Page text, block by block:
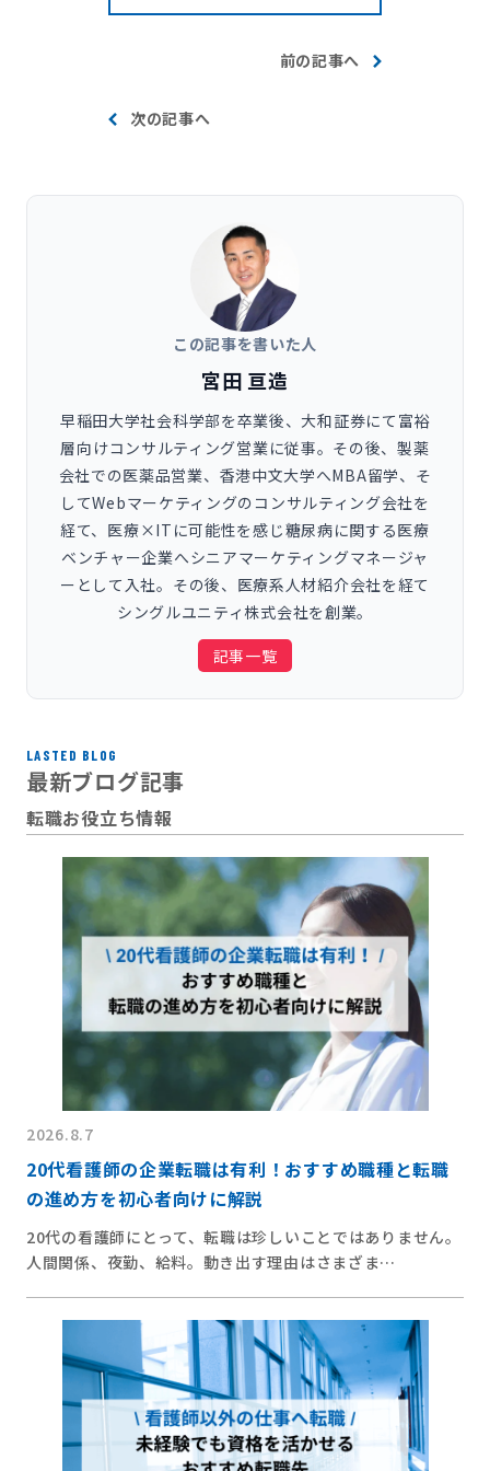
前の記事へ
次の記事へ
この記事を書いた人
宮田 亘造
早稲田大学社会科学部を卒業後、大和証券にて富裕
層向けコンサルティング営業に従事。その後、製薬
会社での医薬品営業、香港中文大学へMBA留学、そ
してWebマーケティングのコンサルティング会社を
経て、医療×ITに可能性を感じ糖尿病に関する医療
ベンチャー企業へシニアマーケティングマネージャ
ーとして入社。その後、医療系人材紹介会社を経て
シングルユニティ株式会社を創業。
記事一覧
LASTED BLOG
最新ブログ記事
転職お役立ち情報
2026.8.7
20代看護師の企業転職は有利！おすすめ職種と転職
の進め方を初心者向けに解説
20代の看護師にとって、転職は珍しいことではありません。
人間関係、夜勤、給料。動き出す理由はさまざま…